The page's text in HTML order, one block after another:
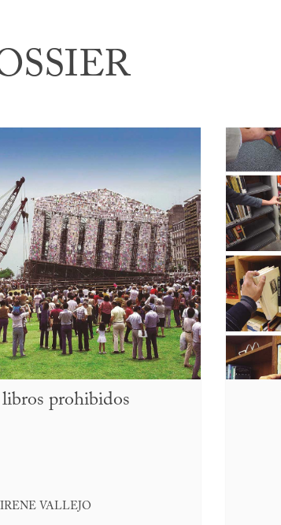
prohibidos
IRENE VALLEJO